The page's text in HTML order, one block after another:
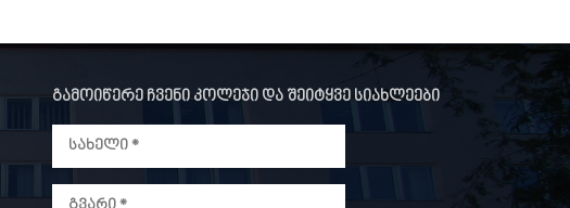
გამოიწერე ჩვენი კოლეჯი და შეიტყვე სიახლეები